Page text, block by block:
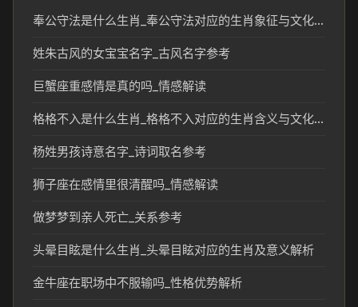
奉公守法是什么生肖_奉公守法对应的生肖象征与文化解读
姓朱古风的女宝宝名字_古风名字参考
巨蟹座重感情是真的吗_情感解读
格格不入是什么生肖_格格不入对应的生肖含义与文化解读
杨姓男孩诗意名字_诗词取名参考
狮子座在感情里很清醒吗_情感解读
做梦梦到亲人死亡_关系参考
头晕目眩是什么生肖_头晕目眩对应的生肖及意义解析
金牛座在职场中不服输吗_性格优势解析